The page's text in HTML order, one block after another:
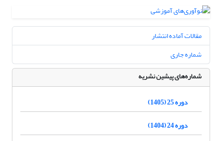
مقالات آماده انتشار
شماره جاری
شماره‌های پیشین نشریه
دوره 25 (1405)
دوره 24 (1404)